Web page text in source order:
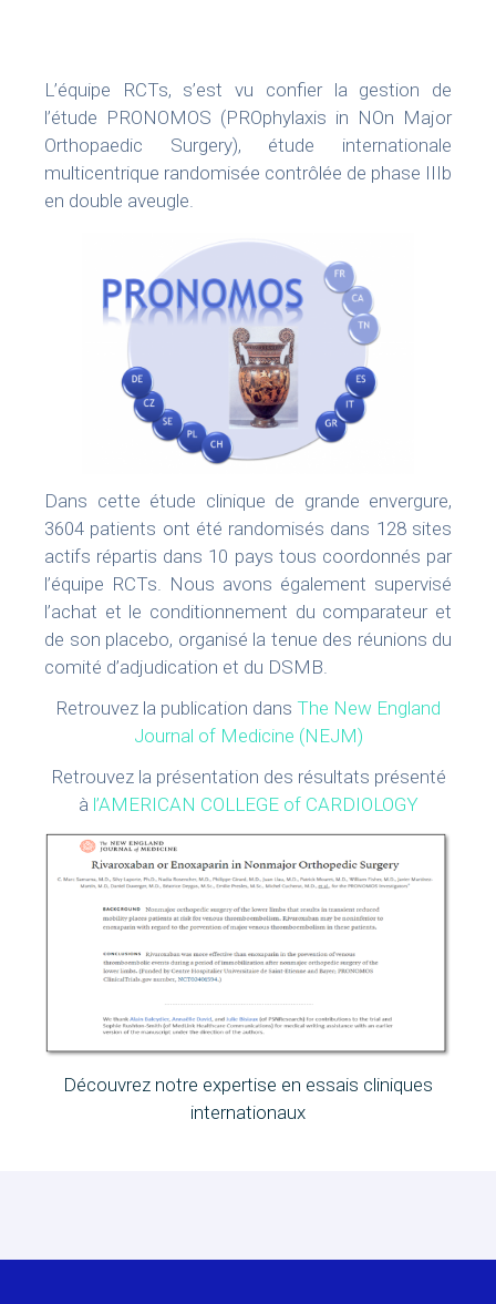
Prestations
Solutions Digitales
Vos études
internationales
L’équipe RCTs, s’est vu confier la gestion de
l’étude PRONOMOS (PROphylaxis in NOn Major
Orthopaedic Surgery), étude internationale
multicentrique randomisée contrôlée de phase IIIb
en double aveugle.
Dans cette étude clinique de grande envergure,
3604 patients ont été randomisés dans 128 sites
actifs répartis dans 10 pays tous coordonnés par
l’équipe RCTs. Nous avons également supervisé
l’achat et le conditionnement du comparateur et
de son placebo, organisé la tenue des réunions du
comité d’adjudication et du DSMB.
Retrouvez la publication dans The New England
Journal of Medicine (NEJM)
Retrouvez la présentation des résultats présenté
à l’AMERICAN COLLEGE of CARDIOLOGY
Découvrez notre expertise en essais cliniques
internationaux